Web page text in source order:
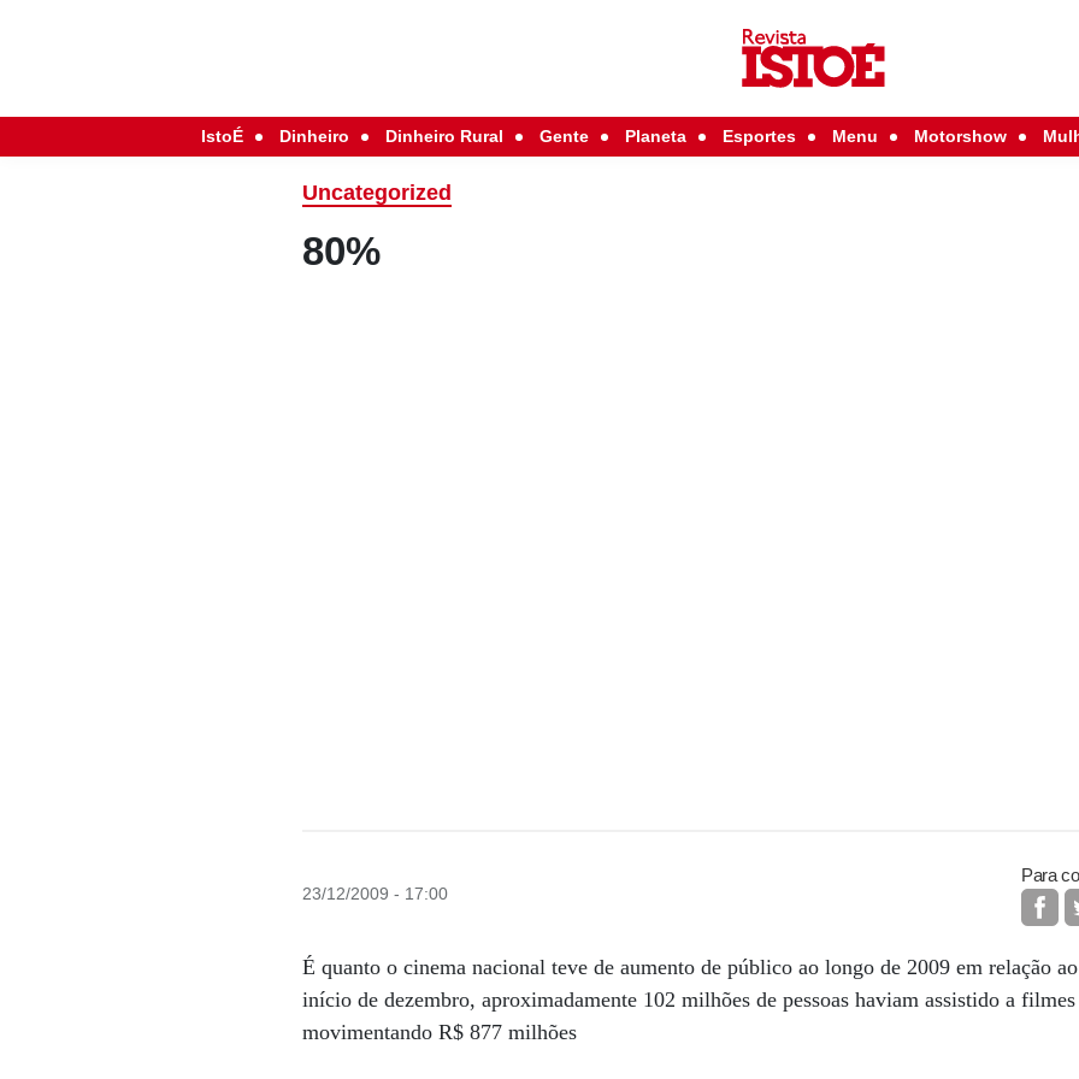
IstoÉ Dinheiro Dinheiro Rural Gente Planeta Esportes Menu Motorshow
Uncategorized
80%
23/12/2009 - 17:00
Para
É quanto o cinema nacional teve de aumento de público ao longo de 2009 em relação
início de dezembro, aproximadamente 102 milhões de pessoas haviam assistido a
movimentando R$ 877 milhões